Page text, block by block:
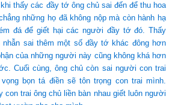
thấy các đầy tớ ông chủ sai đến để thu hoa
những họ đã không nộp mà còn hành hạ
đá để giết hại các người đầy tớ đó. Thấy
nhẫn sai thêm một số đầy tớ khác đông hơn
của những người này cũng không khá hơn
Cuối cùng, ông chủ còn sai người con trai
bọn tá điền sẽ tôn trọng con trai mình.
con trai ông chủ liền bàn nhau giết luôn người